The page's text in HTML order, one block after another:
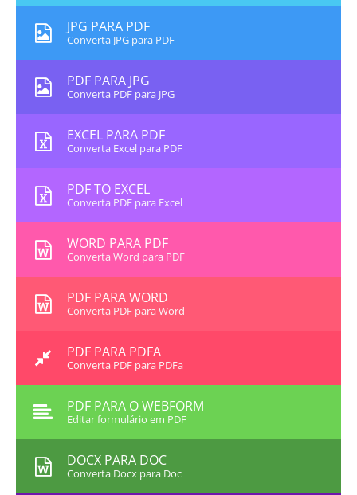
JPG PARA PDF
Converta JPG para PDF
PDF PARA JPG
Converta PDF para JPG
EXCEL PARA PDF
Converta Excel para PDF
PDF TO EXCEL
Converta PDF para Excel
WORD PARA PDF
Converta Word para PDF
PDF PARA WORD
Converta PDF para Word
PDF PARA PDFA
Converta PDF para PDFa
PDF PARA O WEBFORM
Editar formulário em PDF
DOCX PARA DOC
Converta Docx para Doc